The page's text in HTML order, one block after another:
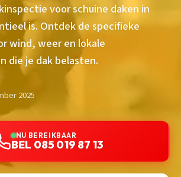
voor schuine daken in
is. Ontdek de specifieke
wind, weer en lokale
die je dak belasten.
2025
NU BEREIKBAAR
BEL 085 019 87 13